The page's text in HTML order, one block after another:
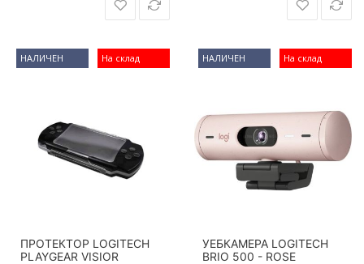
На склад
НАЛИЧЕН
ПРОТЕКТОР LOGITECH
PLAYGEAR VISIOR
На склад
НАЛИЧЕН
УЕБКАМЕРА LOGITECH
BRIO 500 - ROSE